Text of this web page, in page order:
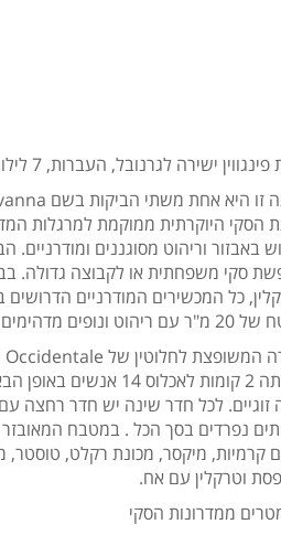
ישירה לגרנובל, העברות, 7 לילות ע"ב לינה בלבד , סקי פס
סקי משפחתית או לקבוצה גדולה.
כל המכשירים המודרניים
מדהימים של ההרים שמסביב.
נפרדים בסך הכל . במטבח
קרמיות, מיקסר, מכונת רקלט,
וטרקלין עם אח.